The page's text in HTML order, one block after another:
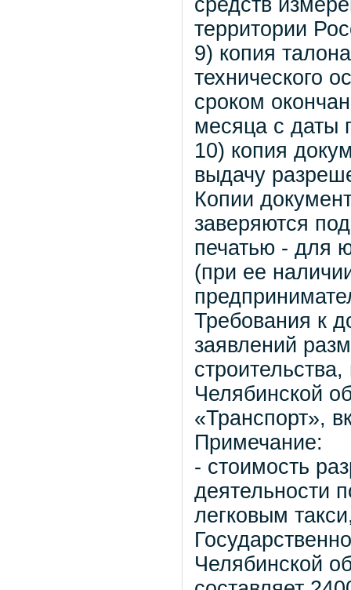
территории
9) копия
технического
сроком
месяца с даты
10) копия
выдачу
Копии
заверяются
печатью - для
(при ее
Требования к
заявлений
Челябинской
«Транспорт»,
Примечание:
- стоимость
деятельности
легковым
Челябинской